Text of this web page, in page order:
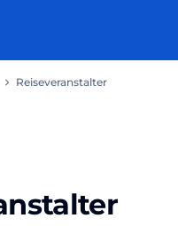
Reiseveranstalter